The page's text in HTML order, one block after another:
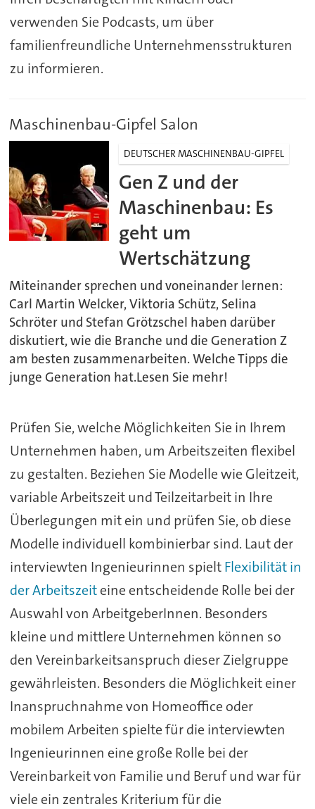
verwenden Sie Podcasts, um über
familienfreundliche Unternehmensstrukturen
zu informieren.
Maschinenbau-Gipfel Salon
DEUTSCHER MASCHINENBAU-GIPFEL
Gen Z und der
Maschinenbau: Es
geht um
Wertschätzung
Miteinander sprechen und voneinander lernen:
Carl Martin Welcker, Viktoria Schütz, Selina
Schröter und Stefan Grötzschel haben darüber
diskutiert, wie die Branche und die Generation Z
am besten zusammenarbeiten. Welche Tipps die
junge Generation hat.Lesen Sie mehr!
Prüfen Sie, welche Möglichkeiten Sie in Ihrem
Unternehmen haben, um Arbeitszeiten flexibel
zu gestalten. Beziehen Sie Modelle wie Gleitzeit,
variable Arbeitszeit und Teilzeitarbeit in Ihre
Überlegungen mit ein und prüfen Sie, ob diese
Modelle individuell kombinierbar sind. Laut der
interviewten Ingenieurinnen spieltFlexibilität in
der Arbeitszeiteine entscheidende Rolle bei der
Auswahl von ArbeitgeberInnen. Besonders
kleine und mittlere Unternehmen können so
den Vereinbarkeitsanspruch dieser Zielgruppe
gewährleisten. Besonders die Möglichkeit einer
Inanspruchnahme von Homeoffice oder
mobilem Arbeiten spielte für die interviewten
Ingenieurinnen eine große Rolle bei der
Vereinbarkeit von Familie und Beruf und war für
viele ein zentrales Kriterium für die